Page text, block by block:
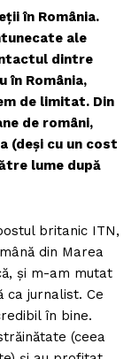
în România.
ale
dintre
în România,
de limitat. Din
de români,
(deși cu un cost
lume după
britanic ITN,
din Marea
și m-am mutat
ca jurnalist. Ce
în bine.
(ceea